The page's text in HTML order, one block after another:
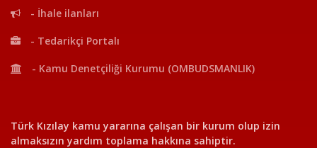
- İhale ilanları
- Tedarikçi Portalı
- Kamu Denetçiliği Kurumu (OMBUDSMANLIK)
Türk Kızılay kamu yararına çalışan bir kurum olup izin
almaksızın yardım toplama hakkına sahiptir.